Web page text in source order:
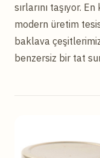
sırlarını taşıyor.
modern üretim
baklava
benzersiz bir tat